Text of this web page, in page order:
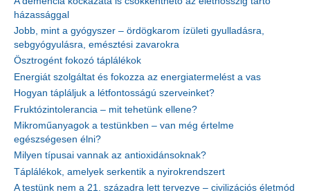
házassággal
Jobb, mint a gyógyszer – ördögkarom ízületi gyulladásra,
sebgyógyulásra, emésztési zavarokra
Ösztrogént fokozó táplálékok
Energiát szolgáltat és fokozza az energiatermelést a vas
Hogyan tápláljuk a létfontosságú szerveinket?
Fruktózintolerancia – mit tehetünk ellene?
Mikroműanyagok a testünkben – van még értelme
egészségesen élni?
Milyen típusai vannak az antioxidánsoknak?
Táplálékok, amelyek serkentik a nyirokrendszert
A testünk nem a 21. századra lett tervezve – civilizációs életmód